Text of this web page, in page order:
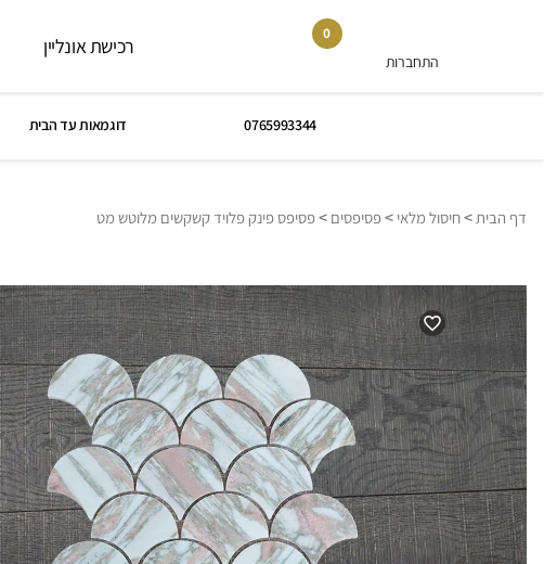
התחברות
0
רכישת אונליין
0765993344 דוגמאות עד הבית
דף הבית>חיסול מלאי >פסיפסים >פסיפס פינק פלויד קשקשים מלוטש מט